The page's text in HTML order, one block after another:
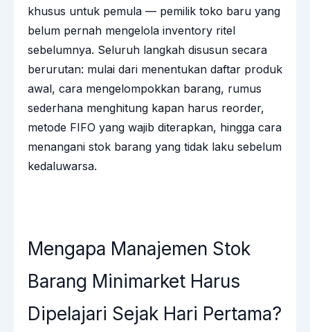
khusus untuk pemula — pemilik toko baru yang
belum pernah mengelola inventory ritel
sebelumnya. Seluruh langkah disusun secara
berurutan: mulai dari menentukan daftar produk
awal, cara mengelompokkan barang, rumus
sederhana menghitung kapan harus reorder,
metode FIFO yang wajib diterapkan, hingga cara
menangani stok barang yang tidak laku sebelum
kedaluwarsa.
Mengapa Manajemen Stok
Barang Minimarket Harus
Dipelajari Sejak Hari Pertama?